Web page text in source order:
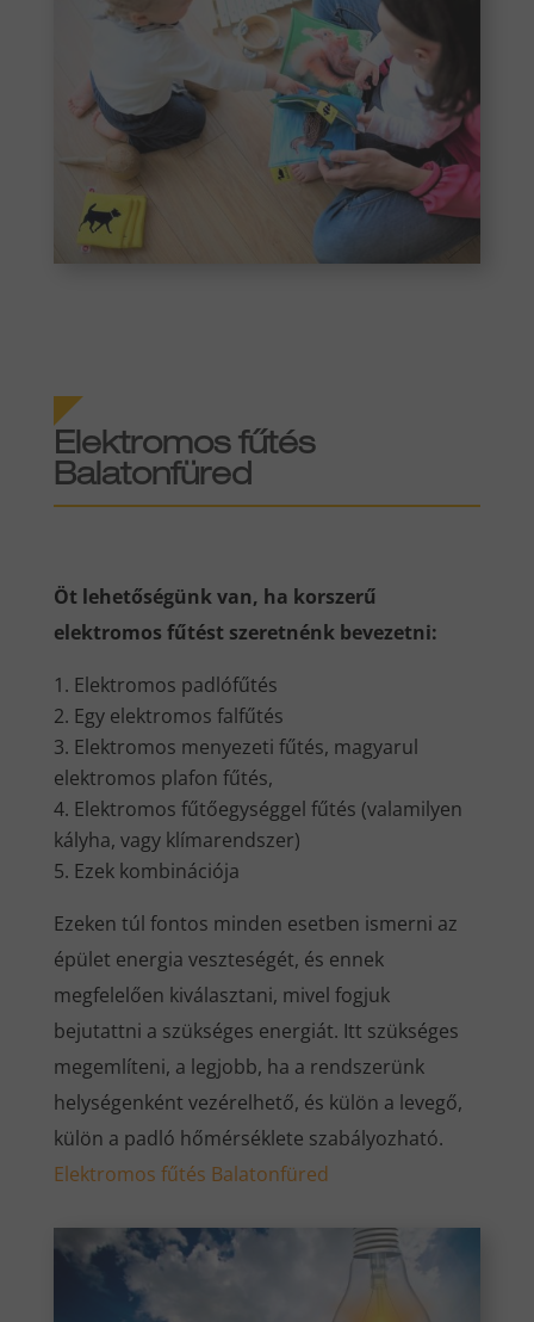
Elektromos fűtés
Balatonfüred
Öt lehetőségünk van, ha korszerű
elektromos fűtést szeretnénk bevezetni:
Elektromos padlófűtés
Egy elektromos falfűtés
Elektromos menyezeti fűtés, magyarul
elektromos plafon fűtés,
Elektromos fűtőegységgel fűtés (valamilyen
kályha, vagy klímarendszer)
Ezek kombinációja
Ezeken túl fontos minden esetben ismerni az
épület energia veszteségét, és ennek
megfelelően kiválasztani, mivel fogjuk
bejutattni a szükséges energiát. Itt szükséges
megemlíteni, a legjobb, ha a rendszerünk
helységenként vezérelhető, és külön a levegő,
külön a padló hőmérséklete szabályozható.
Elektromos fűtés Balatonfüred